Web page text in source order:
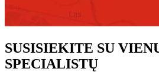
SUSISIEKITE SU
SPECIALISTŲ